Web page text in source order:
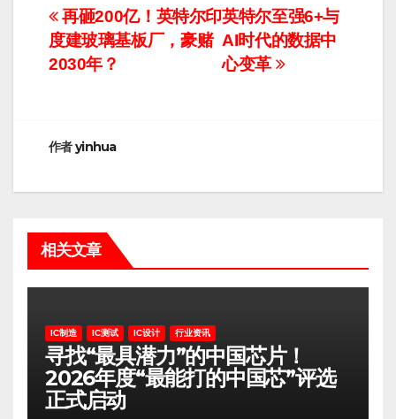
文
章
航
英特尔至强6+与
AI时代的数据中
心变革
再砸200亿！英特尔印
度建玻璃基板厂，豪赌
2030年？
作者yinhua
相关文章
IC制造 IC测试 IC设计 行业资讯
寻找“最具潜力”的中国芯片！
2026年度“最能打的中国芯”评选
正式启动